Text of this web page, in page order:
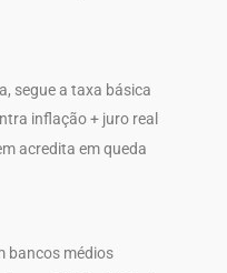
segue a taxa básica
inflação + juro real
acredita em queda
bancos médios